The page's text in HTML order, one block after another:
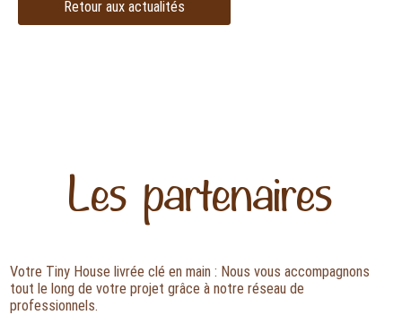
Retour aux actualités
Les partenaires
Votre Tiny House livrée clé en main : Nous vous accompagnons
tout le long de votre projet grâce à notre réseau de
professionnels.